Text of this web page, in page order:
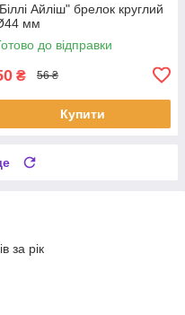
Айліш" брелок круглий
мм
до відправки
₴ 56 ₴
Купити
за рік